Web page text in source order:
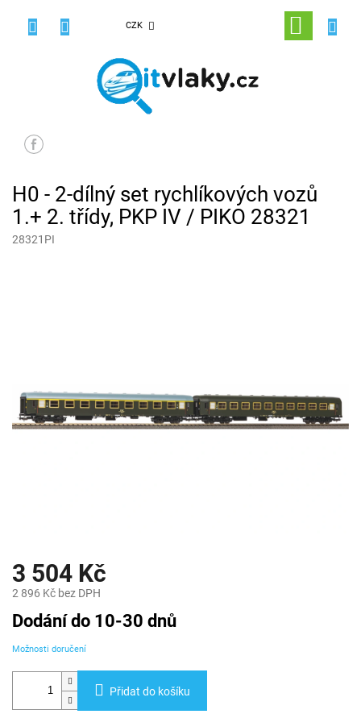
CZK
NÁKUPNÍ
KOŠÍK
H0 - 2-dílný set rychlíkových vozů
1.+ 2. třídy, PKP IV / PIKO 28321
28321PI
3 504 Kč
2 896 Kč bez DPH
Měrná
cena:
Dodání do 10-30 dnů
Možnosti doručení
Přidat do košíku